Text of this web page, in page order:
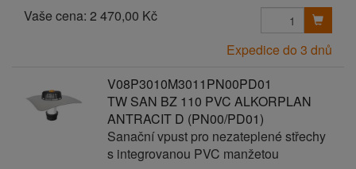
Vaše cena: 2 470,00 Kč
Expedice do 3 dnů
V08P3010M3011PN00PD01
TW SAN BZ 110 PVC ALKORPLAN
ANTRACIT D (PN00/PD01)
Sanační vpust pro nezateplené střechy
s integrovanou PVC manžetou